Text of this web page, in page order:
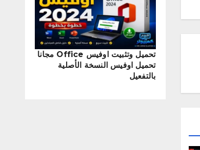
تحميل وتثبيت اوفيس Office مجانا
تحميل اوفيس النسخة الأصلية
بالتفعيل